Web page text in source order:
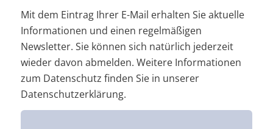
Mit dem Eintrag Ihrer E-Mail erhalten Sie aktuelle
Informationen und einen regelmäßigen
Newsletter. Sie können sich natürlich jederzeit
wieder davon abmelden. Weitere Informationen
zum Datenschutz finden Sie in unserer
Datenschutzerklärung.